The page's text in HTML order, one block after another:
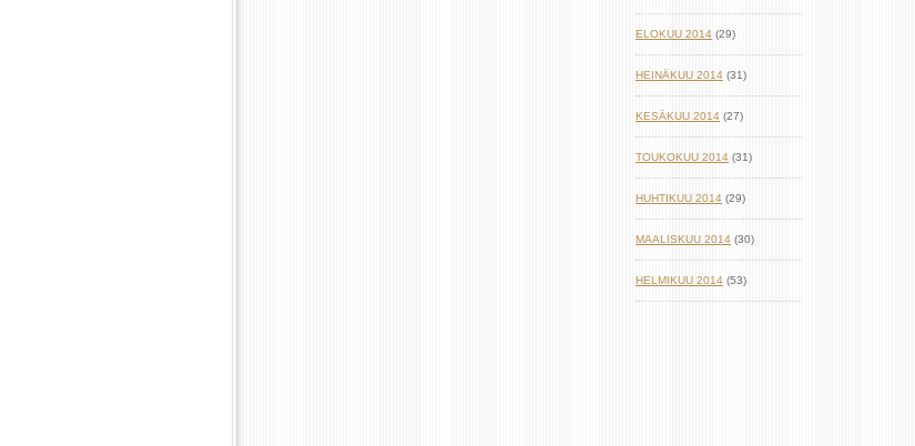
ELOKUU 2014 (29)
HEINÄKUU 2014 (31)
KESÄKUU 2014 (27)
TOUKOKUU 2014 (31)
HUHTIKUU 2014 (29)
MAALISKUU 2014 (30)
HELMIKUU 2014 (53)